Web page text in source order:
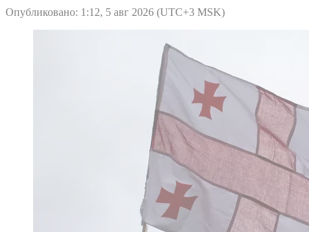
Опубликовано: 1:12, 5 авг 2026 (UTC+3 MSK)